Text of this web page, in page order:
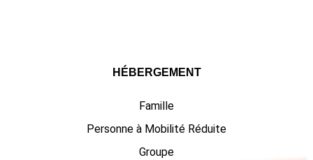
HÉBERGEMENT
Famille
Personne à Mobilité Réduite
Groupe